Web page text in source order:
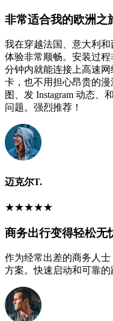
非常适合我的欧洲之
我在穿越法国、意大利和
体验非常顺畅。安装过
分钟内就能连接上高速
卡，也不用担心昂贵的
图、发 Instagram 动态、
问题。强烈推荐！
迈克尔T.
★★★★★
商务出行变得轻松无
作为经常出差的商务人士
方案。快速启动和可靠的